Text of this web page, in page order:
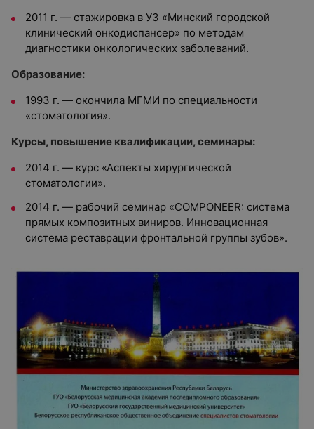
2011 г. — стажировка в УЗ «Минский городской
клинический онкодиспансер» по методам
диагностики онкологических заболеваний.
Образование:
1993 г. — окончила МГМИ по специальности
«стоматология».
Курсы, повышение квалификации, семинары:
2014 г. — курс «Аспекты хирургической
стоматологии».
2014 г. — рабочий семинар «COMPONEER: система
прямых композитных виниров. Инновационная
система реставрации фронтальной группы зубов».